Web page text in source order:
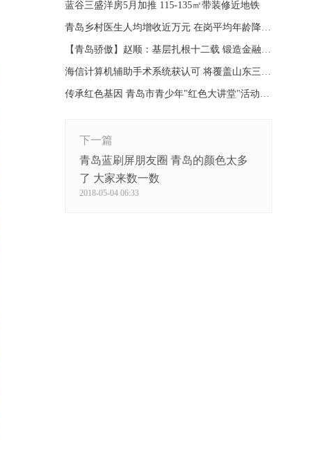
蓝谷三盛洋房5月加推 115-135㎡带装修近地铁
青岛乡村医生人均增收近万元 在岗平均年龄降至50岁
【青岛骄傲】赵顺：基层扎根十二载 锻造金融工匠精神
海信计算机辅助手术系统获认可 将覆盖山东三级医院
传承红色基因 青岛市青少年"红色大讲堂"活动继续开讲
下一篇
青岛蓝刷屏朋友圈 青岛的颜色太多
了 大家来数一数
2018-05-04 06:33